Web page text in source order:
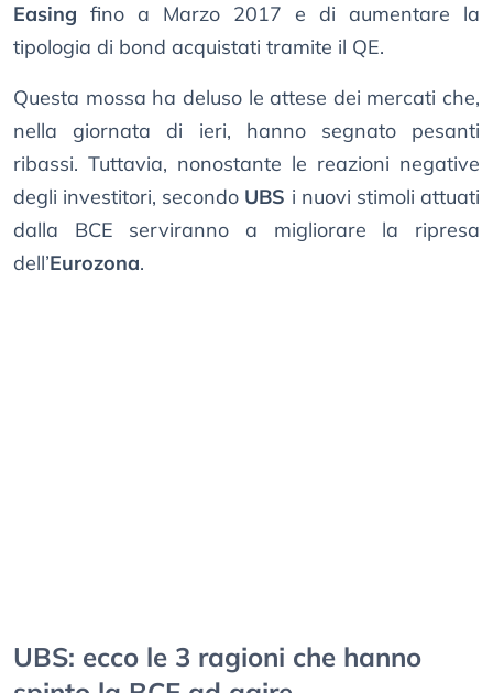
Easing fino a Marzo 2017 e di aumentare la
tipologia di bond acquistati tramite il QE.
Questa mossa ha deluso le attese dei mercati che,
nella giornata di ieri, hanno segnato pesanti
ribassi. Tuttavia, nonostante le reazioni negative
degli investitori, secondo UBS i nuovi stimoli attuati
dalla BCE serviranno a migliorare la ripresa
dell’Eurozona.
UBS: ecco le 3 ragioni che hanno